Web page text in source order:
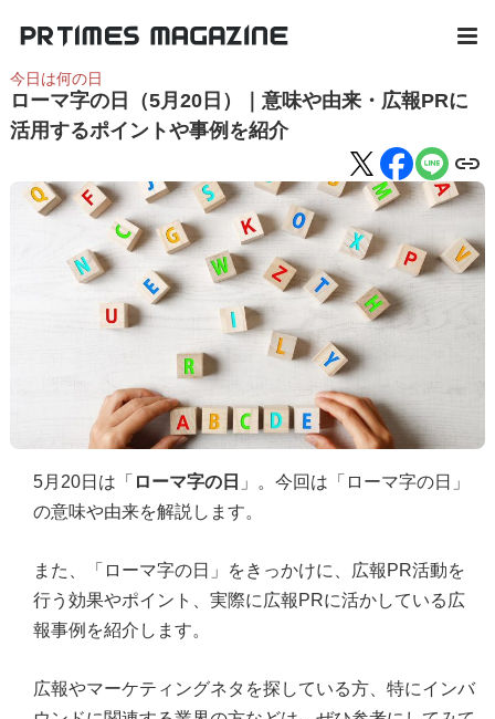
今日は何の日
ローマ字の日（5月20日）｜意味や由来・広報PRに
活用するポイントや事例を紹介
5月20日は「 ローマ字の日 」。今回は「ローマ字の日」
の意味や由来を解説します。
また、「ローマ字の日」をきっかけに、広報PR活動を
行う効果やポイント、実際に広報PRに活かしている広
報事例を紹介します。
広報やマーケティングネタを探している方、特にインバ